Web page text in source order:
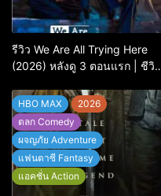
รีวิว We Are All Trying Here
(2026) หลังดู 3 ตอนแรก | ชีวิต
ไม่ถึงไหน
HBO MAX
2026
ตลก Comedy
ผจญภัย Adventure
แฟนตาซี Fantasy
แอคชั่น Action